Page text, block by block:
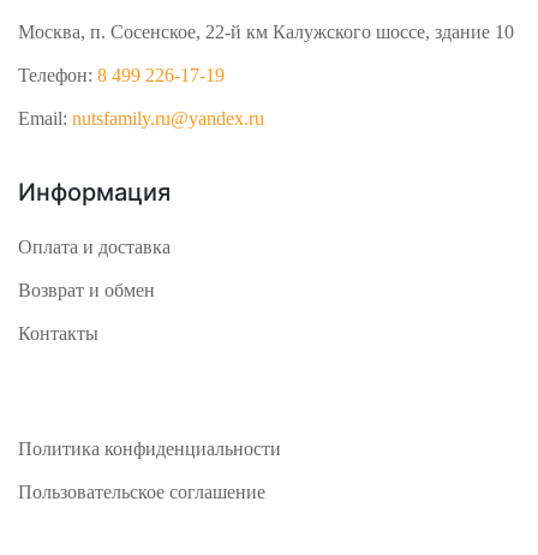
Москва, п. Сосенское, 22-й км Калужского шоссе, здание 10
Телефон: 8 499 226-17-19
Email: nutsfamily.ru@yandex.ru
Информация
Оплата и доставка
Возврат и обмен
Контакты
Политика конфиденциальности
Пользовательское соглашение